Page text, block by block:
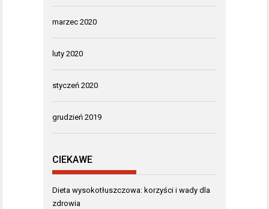
marzec 2020
luty 2020
styczeń 2020
grudzień 2019
CIEKAWE
Dieta wysokotłuszczowa: korzyści i wady dla
zdrowia